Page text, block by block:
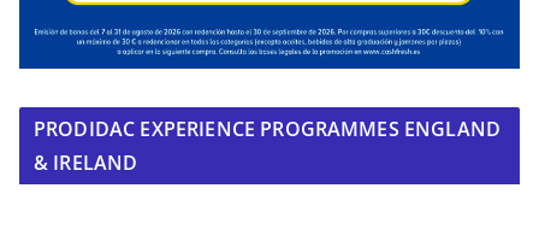
PRODIDAC EXPERIENCE PROGRAMMES ENGLAND
& IRELAND